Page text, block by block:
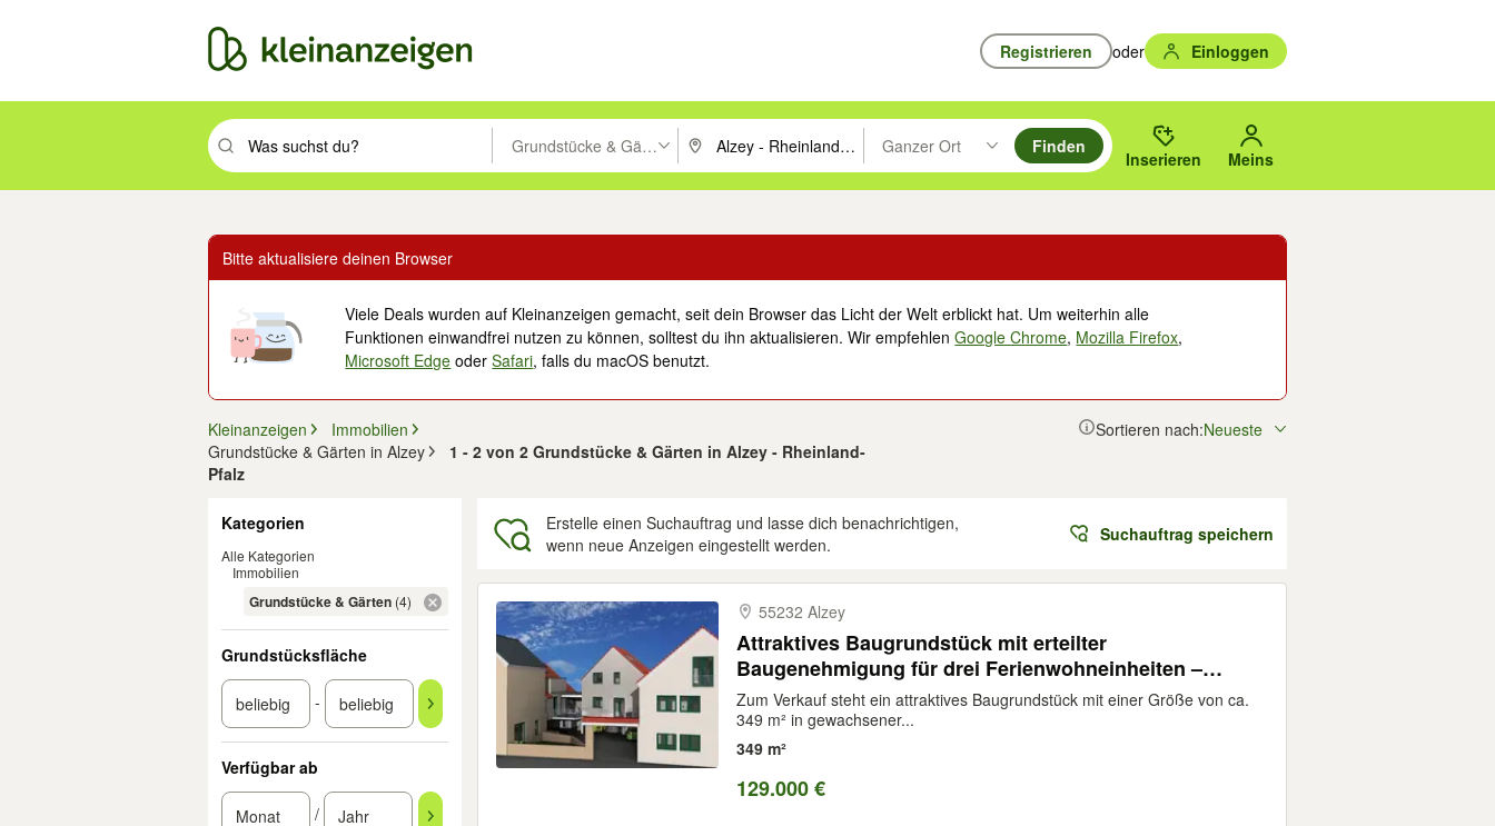
Registrieren oder Einloggen
Suchbegriff eingeben. Eingabetaste drücken um zu suchen, oder Vorschläge mit den Pfeiltasten nach oben/unten durchsuchen und mit Eingabetaste auswählen.
Grundstücke & Gärten PLZ oder Ort eingeben. Eingabetaste drücken um zu suchen, oder Vorschläge mit den Pfeiltasten nach oben/
Ganzer Ort
Suche im Umkreis des gewählten Orts oder PLZ.
Finden
Inserieren Meins
Bitte aktualisiere deinen Browser
Viele Deals wurden auf Kleinanzeigen gemacht, seit dein Browser das Licht der Welt erblickt hat. Um weiterhin alle
Funktionen einwandfrei nutzen zu können, solltest du ihn aktualisieren. Wir empfehlenGoogle Chrome, Mozilla Firefox,
Microsoft Edge oderSafari, falls du macOS benutzt.
Kleinanzeigen
Immobilien
Grundstücke & Gärten in Alzey
1 - 2 von 2 Grundstücke & Gärten in Alzey - Rheinland-
Pfalz
Sortieren nach:Neueste
Kategorien
Alle Kategorien
Immobilien
Grundstücke & Gärten (4)
Grundstücksfläche
-
Verfügbar ab
/
Erstelle einen Suchauftrag und lasse dich benachrichtigen,
wenn neue Anzeigen eingestellt werden.
Suchauftrag speichern
55232 Alzey
Attraktives Baugrundstück mit erteilter
Baugenehmigung für drei Ferienwohneinheiten –
vielseitigem Potenzial
Zum Verkauf steht ein attraktives Baugrundstück mit einer Größe von ca.
349 m² in gewachsener...
349 m²
129.000 €